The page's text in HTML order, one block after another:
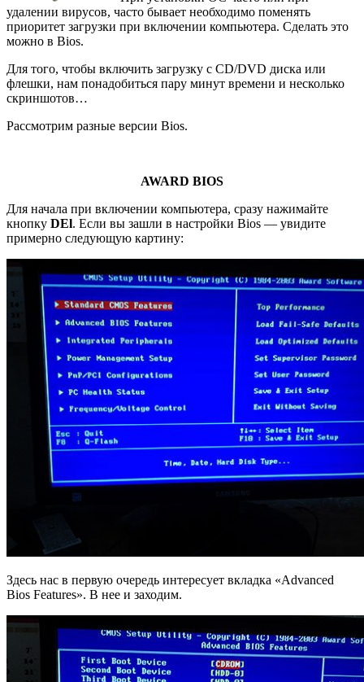
удалении вирусов, часто бывает необходимо поменять
приоритет загрузки при включении компьютера. Сделать это
можно в Bios.
Для того, чтобы включить загрузку с CD/DVD диска или
флешки, нам понадобиться пару минут времени и несколько
скриншотов…
Рассмотрим разные версии Bios.
AWARD BIOS
Для начала при включении компьютера, сразу нажимайте
кнопку DEl. Если вы зашли в настройки Bios — увидите
примерно следующую картину:
Здесь нас в первую очередь интересует вкладка «Advanced
Bios Features». В нее и заходим.